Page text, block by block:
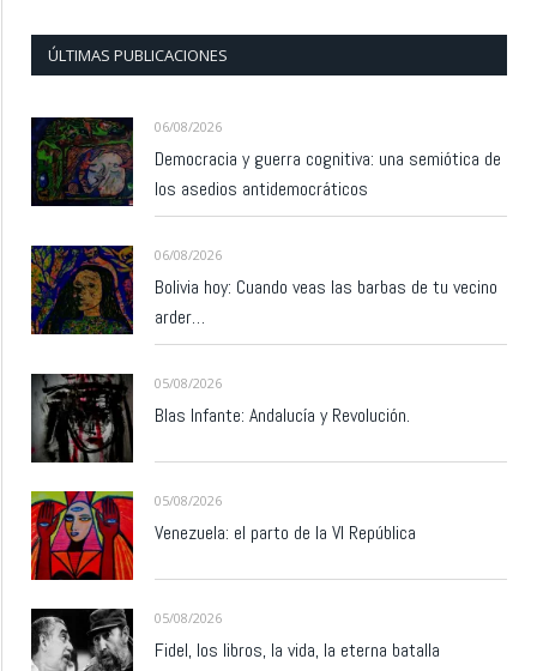
ÚLTIMAS PUBLICACIONES
06/08/2026
Democracia y guerra cognitiva: una semiótica de
los asedios antidemocráticos
06/08/2026
Bolivia hoy: Cuando veas las barbas de tu vecino
arder…
05/08/2026
Blas Infante: Andalucía y Revolución.
05/08/2026
Venezuela: el parto de la VI República
05/08/2026
Fidel, los libros, la vida, la eterna batalla